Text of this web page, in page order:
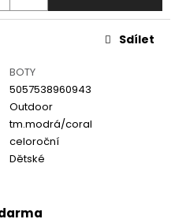
BOTY
5057538960943
Outdoor
tm.modrá/coral
celoroční
Dětské
Sdílet